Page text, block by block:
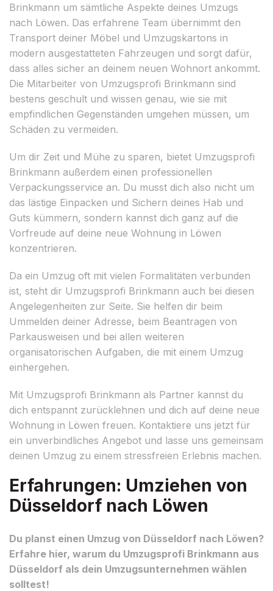
Brinkmann um sämtliche Aspekte deines Umzugs
nach Löwen. Das erfahrene Team übernimmt den
Transport deiner Möbel und Umzugskartons in
modern ausgestatteten Fahrzeugen und sorgt dafür,
dass alles sicher an deinem neuen Wohnort ankommt.
Die Mitarbeiter von Umzugsprofi Brinkmann sind
bestens geschult und wissen genau, wie sie mit
empfindlichen Gegenständen umgehen müssen, um
Schäden zu vermeiden.
Um dir Zeit und Mühe zu sparen, bietet Umzugsprofi
Brinkmann außerdem einen professionellen
Verpackungsservice an. Du musst dich also nicht um
das lästige Einpacken und Sichern deines Hab und
Guts kümmern, sondern kannst dich ganz auf die
Vorfreude auf deine neue Wohnung in Löwen
konzentrieren.
Da ein Umzug oft mit vielen Formalitäten verbunden
ist, steht dir Umzugsprofi Brinkmann auch bei diesen
Angelegenheiten zur Seite. Sie helfen dir beim
Ummelden deiner Adresse, beim Beantragen von
Parkausweisen und bei allen weiteren
organisatorischen Aufgaben, die mit einem Umzug
einhergehen.
Mit Umzugsprofi Brinkmann als Partner kannst du
dich entspannt zurücklehnen und dich auf deine neue
Wohnung in Löwen freuen. Kontaktiere uns jetzt für
ein unverbindliches Angebot und lasse uns gemeinsam
deinen Umzug zu einem stressfreien Erlebnis machen.
Erfahrungen: Umziehen von
Düsseldorf nach Löwen
Du planst einen Umzug von Düsseldorf nach Löwen?
Erfahre hier, warum du Umzugsprofi Brinkmann aus
Düsseldorf als dein Umzugsunternehmen wählen
solltest!